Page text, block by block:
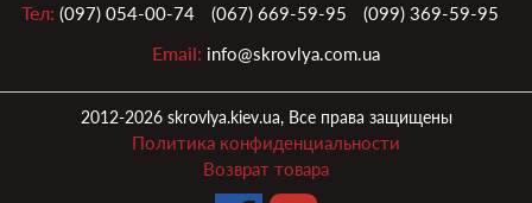
Тел: (097) 054-00-74 (067) 669-59-95 (099) 369-59-95
Email: info@skrovlya.com.ua
2012-2026 skrovlya.kiev.ua, Все права защищены
Политика конфиденциальности
Возврат товара